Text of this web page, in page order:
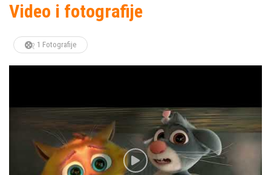
Video i fotografije
1 Fotografije